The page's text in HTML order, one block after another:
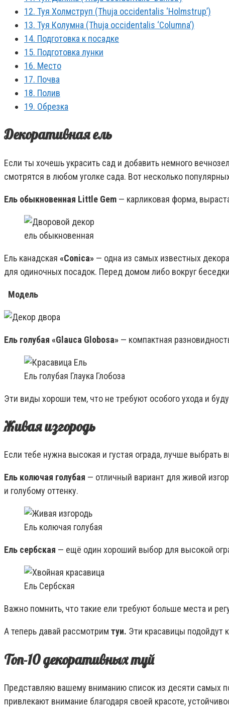
12. Туя Холмструп (Thuja occidentalis ‘Holmstrup’)
13. Туя Колумна (Thuja occidentalis ‘Columna’)
14. Подготовка к посадке
15. Подготовка лунки
16. Место
17. Почва
18. Полив
19. Обрезка
Декоративная ель
Если ты хочешь украсить сад и добавить немного
смотрятся в любом уголке сада. Вот несколько
Ель обыкновенная Little Gem — карликовая форма,
ель обыкновенная
Ель канадская «Conica» — одна из самых известных
для одиночных посадок. Перед домом либо вокруг
Модель
Ель голубая «Glauca Globosa» — компактная
Ель голубая Глаука Глобоза
Эти виды хороши тем, что не требуют особого ухода и
Живая изгородь
Если тебе нужна высокая и густая ограда, лучше
Ель колючая голубая — отличный вариант для живой
и голубому оттенку.
Ель колючая голубая
Ель сербская — ещё один хороший выбор для высокой
Ель Сербская
Важно помнить, что такие ели требуют больше места и
А теперь давай рассмотрим туи. Эти красавицы подойдут
Топ-10 декоративных туй
Представляю вашему вниманию список из десяти самых
привлекают внимание благодаря своей красоте,